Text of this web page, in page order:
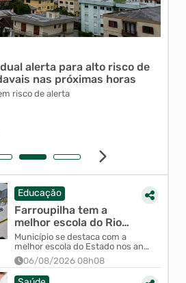
ITBI
de Cadastro Municipal
alerta para alto risco de
nas próximas horas
risco de alerta
Educação
Farroupilha tem a
melhor escola do Rio
Grande do Sul nos anos
iniciais e nos ano...
Município se destaca com a
melhor escola do Estado nos anos
iniciais e finais e reúne diversas
instituições entre as melhores do
Rio Grande do Sul.
06/08/2026 08h08